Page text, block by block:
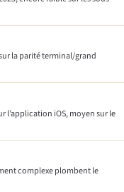
la parité terminal/grand
l’application iOS, moyen sur le
complexe plombent le